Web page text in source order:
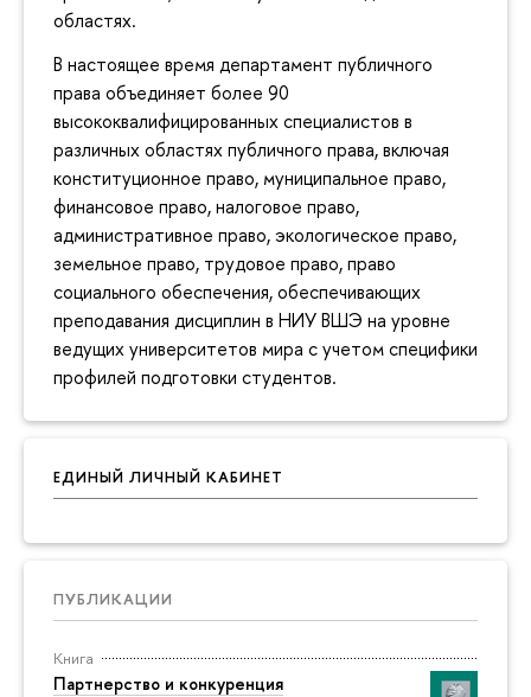
областях.
В настоящее время департамент публичного
права объединяет более 90
высококвалифицированных специалистов в
различных областях публичного права, включая
конституционное право, муниципальное право,
финансовое право, налоговое право,
административное право, экологическое право,
земельное право, трудовое право, право
социального обеспечения, обеспечивающих
преподавания дисциплин в НИУ ВШЭ на уровне
ведущих университетов мира с учетом специфики
профилей подготовки студентов.
ЕДИНЫЙ ЛИЧНЫЙ КАБИНЕТ
ПУБЛИКАЦИИ
Книга
Партнерство и конкуренция